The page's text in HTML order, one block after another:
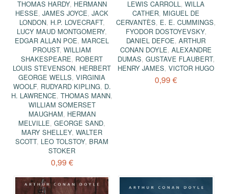
THOMAS HARDY, HERMANN
HESSE,JAMES JOYCE,JACK
LONDON, H.P. LOVECRAFT,
LUCY MAUD MONTGOMERY,
EDGAR ALLAN POE, MARCEL
PROUST,WILLIAM
SHAKESPEARE, ROBERT
LOUIS STEVENSON, HERBERT
GEORGE WELLS,VIRGINIA
WOOLF, RUDYARD KIPLING, D.
H. LAWRENCE,THOMAS MANN,
WILLIAM SOMERSET
MAUGHAM, HERMAN
MELVILLE,GEORGE SAND,
MARY SHELLEY,WALTER
SCOTT, LEO TOLSTOY, BRAM
STOKER
0,99 €
LEWIS CARROLL,WILLA
CATHER, MIGUEL DE
CERVANTÈS, E. E. CUMMINGS,
FYODOR DOSTOYEVSKY,
DANIEL DEFOE,ARTHUR
CONAN DOYLE,ALEXANDRE
DUMAS, GUSTAVE FLAUBERT,
HENRY JAMES,VICTOR HUGO
0,99 €